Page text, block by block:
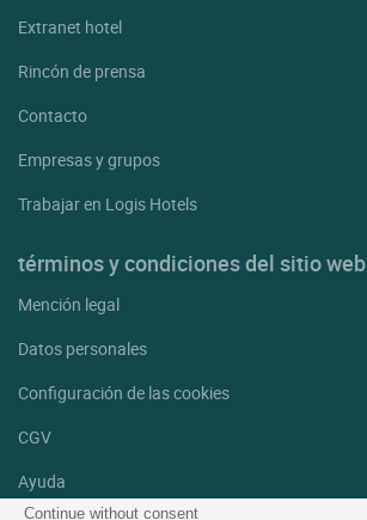
Continue without consent
Extranet hotel
Rincón de prensa
Contacto
Empresas y grupos
Trabajar en Logis Hotels
términos y condiciones del sitio web
Mención legal
Datos personales
Configuración de las cookies
CGV
Ayuda